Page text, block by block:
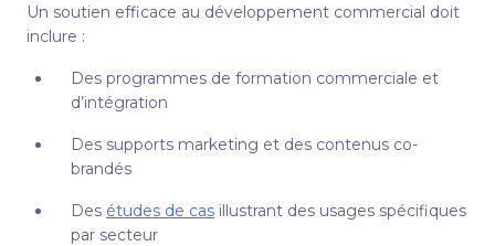
Un soutien efficace au développement commercial doit
inclure :
Des programmes de formation commerciale et
d’intégration
Des supports marketing et des contenus co-
brandés
Des études de cas illustrant des usages spécifiques
par secteur